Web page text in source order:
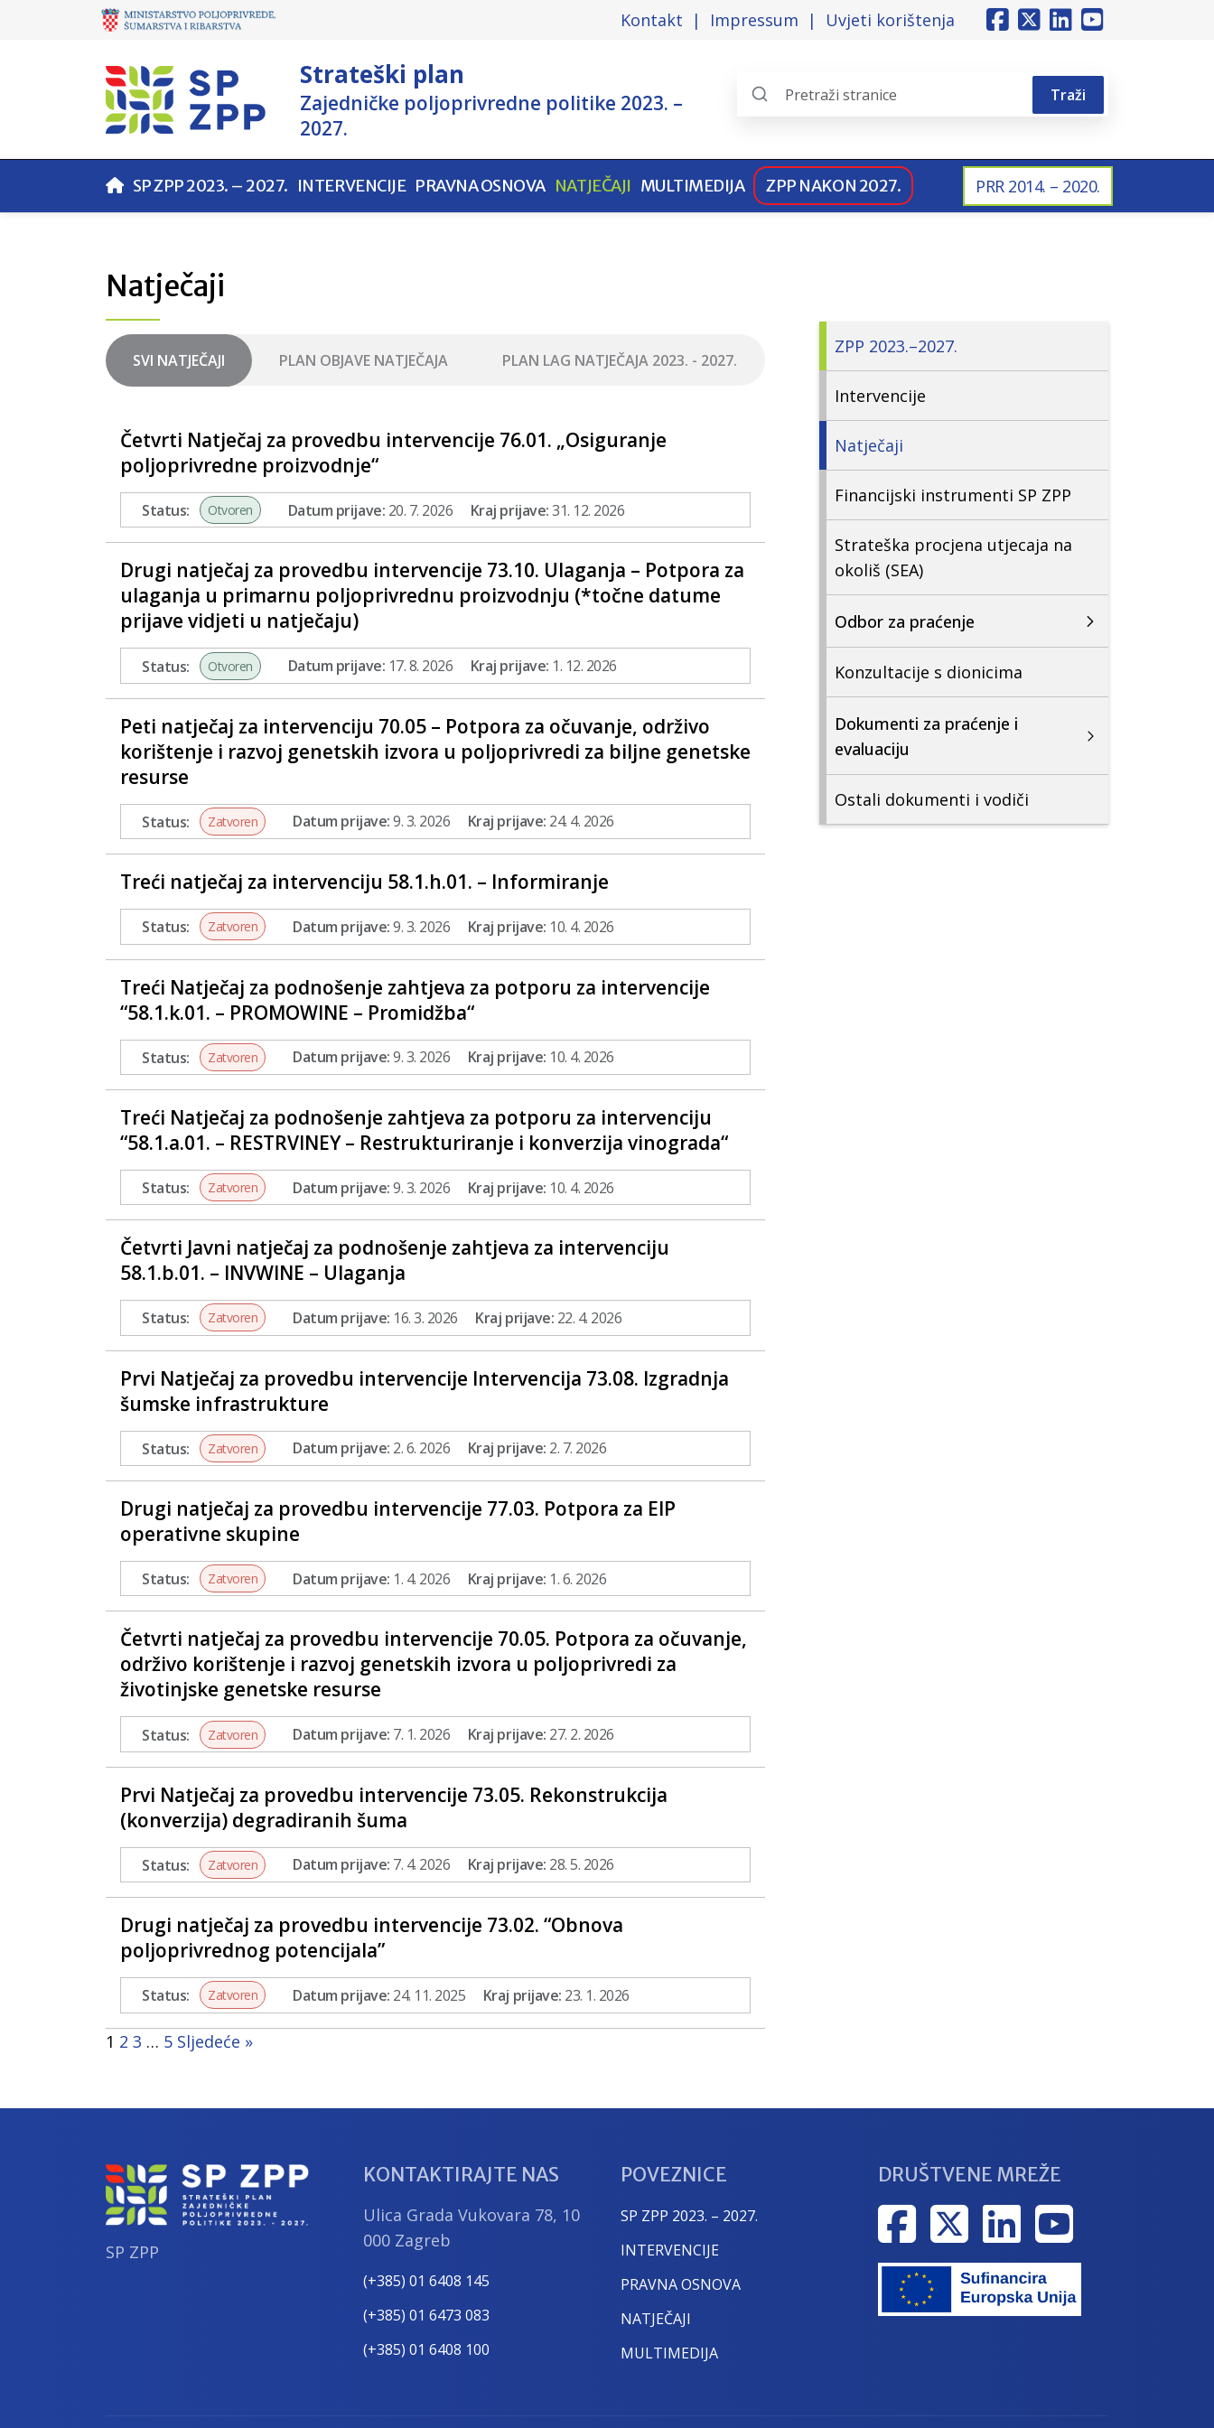
Kontakt Impressum Uvjeti korištenja
Strateški plan
Zajedničke poljoprivredne politike 2023. –
2027.
Search
pages
Traži
SP ZPP 2023. – 2027. INTERVENCIJE PRAVNA OSNOVA NATJEČAJI MULTIMEDIJA ZPP NAKON 2027. PRR 2014. – 2020.
Natječaji
SVI NATJEČAJI PLAN OBJAVE NATJEČAJA PLAN LAG NATJEČAJA 2023. - 2027.
Četvrti Natječaj za provedbu intervencije 76.01. „Osiguranje
poljoprivredne proizvodnje“
Status: Otvoren Datum prijave: 20. 7. 2026 Kraj prijave:31. 12. 2026
Drugi natječaj za provedbu intervencije 73.10. Ulaganja – Potpora za
ulaganja u primarnu poljoprivrednu proizvodnju (*točne datume
prijave vidjeti u natječaju)
Status: Otvoren Datum prijave: 17. 8. 2026 Kraj prijave: 1. 12. 2026
Peti natječaj za intervenciju 70.05 – Potpora za očuvanje, održivo
korištenje i razvoj genetskih izvora u poljoprivredi za biljne genetske
resurse
Status: Zatvoren Datum prijave:9. 3. 2026 Kraj prijave: 24. 4. 2026
Treći natječaj za intervenciju 58.1.h.01. – Informiranje
Status: Zatvoren Datum prijave:9. 3. 2026 Kraj prijave: 10. 4. 2026
Treći Natječaj za podnošenje zahtjeva za potporu za intervencije
“58.1.k.01. – PROMOWINE – Promidžba“
Status: Zatvoren Datum prijave:9. 3. 2026 Kraj prijave: 10. 4. 2026
Treći Natječaj za podnošenje zahtjeva za potporu za intervenciju
“58.1.a.01. – RESTRVINEY – Restrukturiranje i konverzija vinograda“
Status: Zatvoren Datum prijave:9. 3. 2026 Kraj prijave: 10. 4. 2026
Četvrti Javni natječaj za podnošenje zahtjeva za intervenciju
58.1.b.01. – INVWINE – Ulaganja
Status: Zatvoren Datum prijave: 16. 3. 2026 Kraj prijave: 22. 4. 2026
Prvi Natječaj za provedbu intervencije Intervencija 73.08. Izgradnja
šumske infrastrukture
Status: Zatvoren Datum prijave: 2. 6. 2026 Kraj prijave: 2. 7. 2026
Drugi natječaj za provedbu intervencije 77.03. Potpora za EIP
operativne skupine
Status: Zatvoren Datum prijave: 1. 4. 2026 Kraj prijave: 1. 6. 2026
Četvrti natječaj za provedbu intervencije 70.05. Potpora za očuvanje,
održivo korištenje i razvoj genetskih izvora u poljoprivredi za
životinjske genetske resurse
Status: Zatvoren Datum prijave: 7. 1. 2026 Kraj prijave: 27. 2. 2026
Prvi Natječaj za provedbu intervencije 73.05. Rekonstrukcija
(konverzija) degradiranih šuma
Status: Zatvoren Datum prijave: 7. 4. 2026 Kraj prijave: 28. 5. 2026
Drugi natječaj za provedbu intervencije 73.02. “Obnova
poljoprivrednog potencijala”
Status: Zatvoren Datum prijave: 24. 11. 2025 Kraj prijave: 23. 1. 2026
1 2 3 … 5 Sljedeće »
ZPP 2023.–2027.
Intervencije
Natječaji
Financijski instrumenti SP ZPP
Strateška procjena utjecaja na
okoliš (SEA)
Odbor za praćenje
Konzultacije s dionicima
Dokumenti za praćenje i
evaluaciju
Ostali dokumenti i vodiči
SP ZPP
KONTAKTIRAJTE NAS
Ulica Grada Vukovara 78, 10
000 Zagreb
(+385) 01 6408 145
(+385) 01 6473 083
(+385) 01 6408 100
POVEZNICE
SP ZPP 2023. – 2027.
INTERVENCIJE
PRAVNA OSNOVA
NATJEČAJI
MULTIMEDIJA
DRUŠTVENE MREŽE